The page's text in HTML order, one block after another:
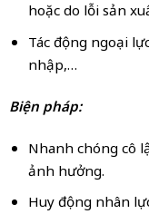
hoặc do lỗi sản
Tác động ngoại
nhập,…
Biện pháp:
Nhanh chóng cô
ảnh hưởng.
Huy động nhân